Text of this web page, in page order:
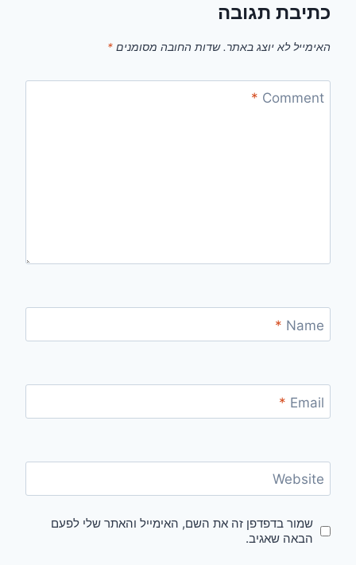
כתיבת תגובה
האימייל לא יוצג באתר. שדות החובה מסומנים *
Comment
*
Name
*
Email
*
Website
שמור בדפדפן זה את השם, האימייל והאתר שלי לפעם
הבאה שאגיב.